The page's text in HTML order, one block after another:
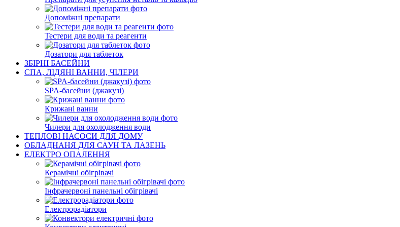
Допоміжні препарати
Тестери для води та реагенти
Дозатори для таблеток
ЗБІРНІ БАСЕЙНИ
СПА, ЛІДЯНІ ВАННИ, ЧІЛЕРИ
SPA-басейни (джакузі)
Крижані ванни
Чилери для охолодження води
ТЕПЛОВІ НАСОСИ ДЛЯ ДОМУ
ОБЛАДНАНЯ ДЛЯ САУН ТА ЛАЗЕНЬ
ЕЛЕКТРО ОПАЛЕННЯ
Керамічні обігрівачі
Інфрачервоні панельні обігрівачі
Електрорадіатори